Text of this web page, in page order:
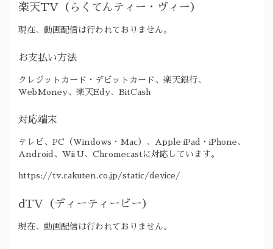
楽天TV（らくてんティー・ヴィー）
現在、動画配信は行われておりません。
お支払い方法
クレジットカード・デビットカード、楽天銀行、
WebMoney、楽天Edy、BitCash
対応端末
テレビ、PC（Windows・Mac）、Apple iPad・iPhone、
Android、Wii U、Chromecastに対応しています。
https://tv.rakuten.co.jp/static/device/
dTV（ディーティービー）
現在、動画配信は行われておりません。